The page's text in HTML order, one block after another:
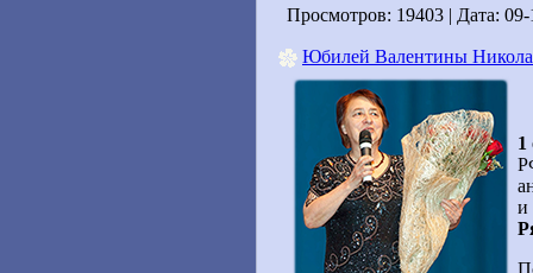
Просмотров: 19403 | Дата: 09-
Юбилей Валентины
1
и